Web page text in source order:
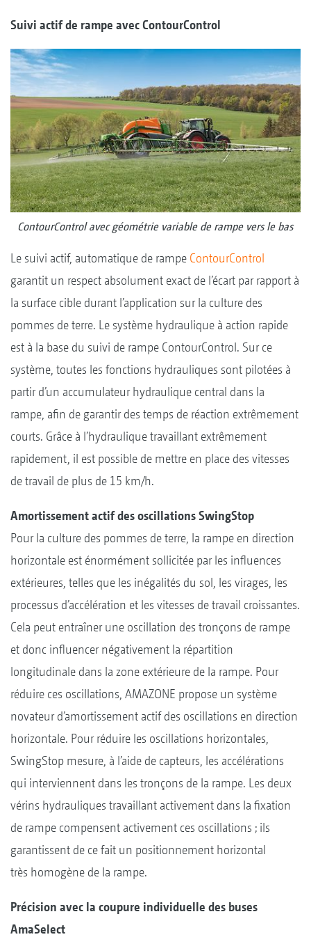
Suivi actif de rampe avec ContourControl
ContourControl avec géométrie variable de rampe vers le bas
Le suivi actif, automatique de rampe ContourControl
garantit un respect absolument exact de l’écart par rapport à
la surface cible durant l’application sur la culture des
pommes de terre. Le système hydraulique à action rapide
est à la base du suivi de rampe ContourControl. Sur ce
système, toutes les fonctions hydrauliques sont pilotées à
partir d’un accumulateur hydraulique central dans la
rampe, afin de garantir des temps de réaction extrêmement
courts. Grâce à l’hydraulique travaillant extrêmement
rapidement, il est possible de mettre en place des vitesses
de travail de plus de 15 km/h.
Amortissement actif des oscillations SwingStop
Pour la culture des pommes de terre, la rampe en direction
horizontale est énormément sollicitée par les influences
extérieures, telles que les inégalités du sol, les virages, les
processus d’accélération et les vitesses de travail croissantes.
Cela peut entraîner une oscillation des tronçons de rampe
et donc influencer négativement la répartition
longitudinale dans la zone extérieure de la rampe. Pour
réduire ces oscillations, AMAZONE propose un système
novateur d’amortissement actif des oscillations en direction
horizontale. Pour réduire les oscillations horizontales,
SwingStop mesure, à l’aide de capteurs, les accélérations
qui interviennent dans les tronçons de la rampe. Les deux
vérins hydrauliques travaillant activement dans la fixation
de rampe compensent activement ces oscillations ; ils
garantissent de ce fait un positionnement horizontal
très homogène de la rampe.
Précision avec la coupure individuelle des buses
AmaSelect